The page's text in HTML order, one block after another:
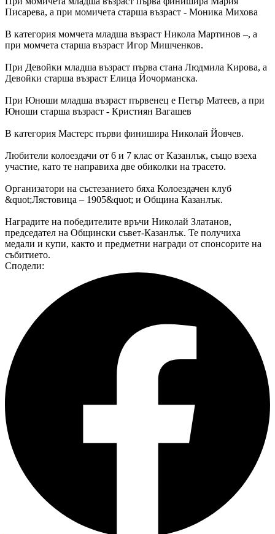
Писарева, а при момичета старша възраст - Моника Михова
В категория момчета младша възраст Никола Мартинов –, а
при момчета старша възраст Игор Мишченков.
При Девойки младша възраст първа стана Людмила Кирова, а
Девойки старша възраст Елица Йочорманска.
При Юноши младша възраст първенец е Петър Матеев, а при
Юноши старша възраст - Кристиян Вагашев
В категория Мастерс първи финишира Николай Йовчев.
Любители колоездачи от 6 и 7 клас от Казанлък, също взеха
участие, като те направиха две обиколки на трасето.
Организатори на състезанието бяха Колоездачен клуб
&quot;Лястовица – 1905&quot; и Община Казанлък.
Наградите на победителите връчи Николай Златанов,
председател на Общински съвет-Казанлък. Те получиха
медали и купи, както и предметни награди от спонсорите на
събитието.
Сподели: